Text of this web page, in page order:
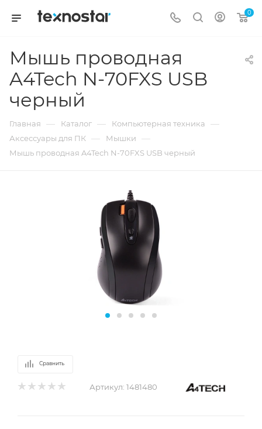
0
Мышь проводная
A4Tech N-70FXS USB
черный
Главная — Каталог — Компьютерная техника —
Аксессуары для ПК — Мышки —
Мышь проводная A4Tech N-70FXS USB черный
Сравнить
Артикул: 1481480